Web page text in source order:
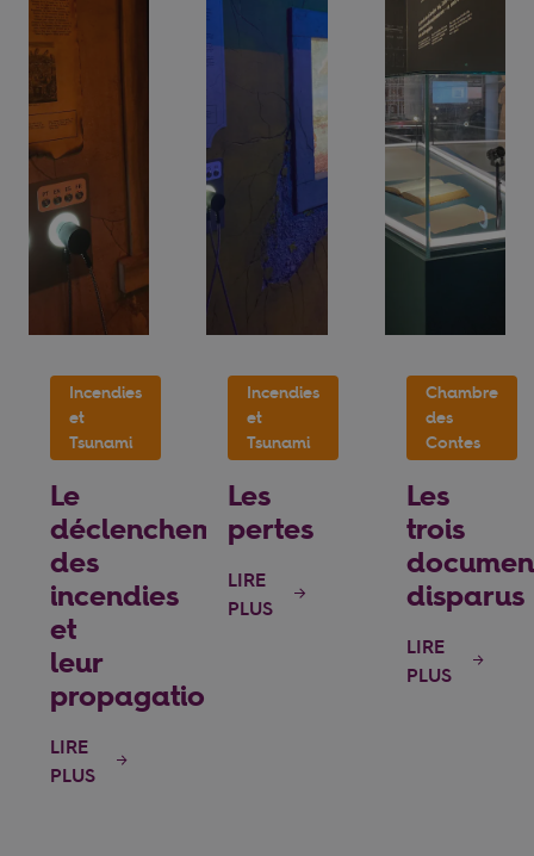
Incendies
et
Tsunami
Le
déclenchement
des
incendies
et
leur
propagation
LIRE
PLUS
Incendies
et
Tsunami
Les
pertes
LIRE
PLUS
Chambre
des
Contes
Les
trois
disparus
LIRE
PLUS